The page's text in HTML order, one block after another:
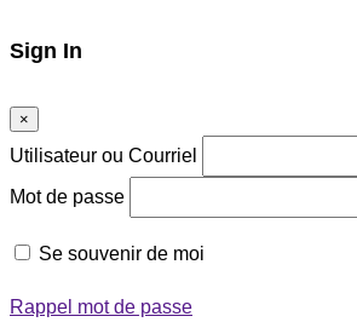
Sign In
×
Utilisateur ou Courriel
Mot de passe
Se souvenir de moi
Rappel mot de passe